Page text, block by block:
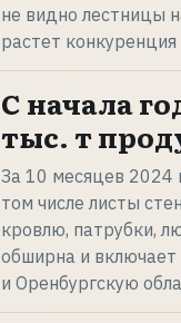
не видно лестницы
растет
С начала
тыс. т
За 10 месяцев 2024
том числе листы
кровлю, патрубки,
обширна и
и Оренбургскую